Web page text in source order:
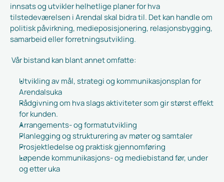
innsats og utvikler helhetlige planer for hva
tilstedeværelsen i Arendal skal bidra til. Det kan handle om
politisk påvirkning, medieposisjonering, relasjonsbygging,
samarbeid eller forretningsutvikling.
Vår bistand kan blant annet omfatte:
Utvikling av mål, strategi og kommunikasjonsplan for
Arendalsuka
Rådgivning om hva slags aktiviteter som gir størst effekt
for kunden.
Arrangements- og formatutvikling
Planlegging og strukturering av møter og samtaler
Prosjektledelse og praktisk gjennomføring
Løpende kommunikasjons- og mediebistand før, under
og etter uka